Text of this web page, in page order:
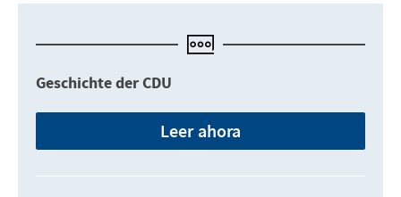
Geschichte der CDU
Leer ahora